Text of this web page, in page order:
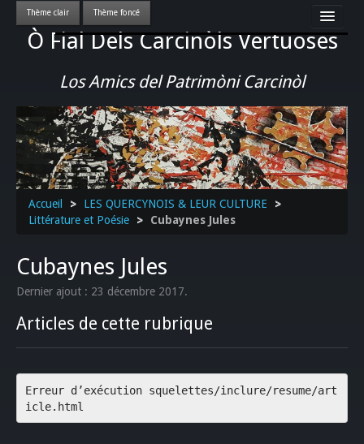
Ò Fial Dels Carcinòls Vertuoses
Los Amics del Patrimòni Carcinòl
Accueil
LES QUERCYNOIS & LEUR CULTURE
PATRIMOINE
GASTRONOMIE
ACTUALITE-CULTURE-EVENEMENTS LOCAUX
>>
Accueil > LES QUERCYNOIS & LEUR CULTURE
>
Littérature et Poésie
> Cubaynes Jules
Cubaynes Jules
Dernier ajout : 23 décembre 2017.
Articles de cette rubrique
Erreur d’exécution squelettes/inclure/resume/art
icle.html